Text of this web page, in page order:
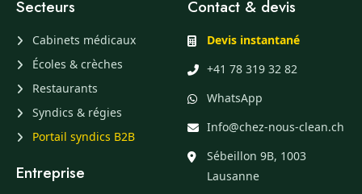
Secteurs
Cabinets médicaux
Écoles & crèches
Restaurants
Syndics & régies
Portail syndics B2B
Entreprise
Contact & devis
Devis instantané
+41 78 319 32 82
WhatsApp
Info@chez-nous-clean.ch
Sébeillon 9B, 1003
Lausanne